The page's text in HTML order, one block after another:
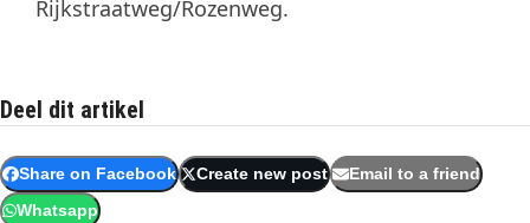
Rijkstraatweg/Rozenweg.
Deel dit artikel
Share on Facebook Create new post Email to a friend
Whatsapp